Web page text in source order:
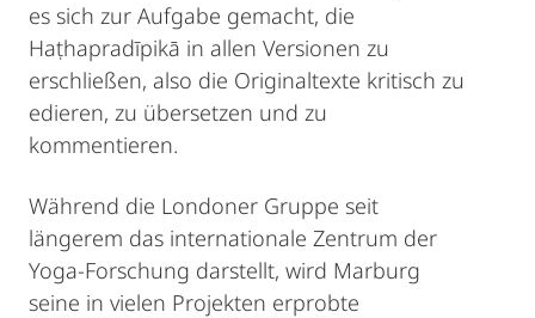
es sich zur Aufgabe gemacht, die
Haṭhapradīpikā in allen Versionen zu
erschließen, also die Originaltexte kritisch zu
edieren, zu übersetzen und zu
kommentieren.
Während die Londoner Gruppe seit
längerem das internationale Zentrum der
Yoga-Forschung darstellt, wird Marburg
seine in vielen Projekten erprobte